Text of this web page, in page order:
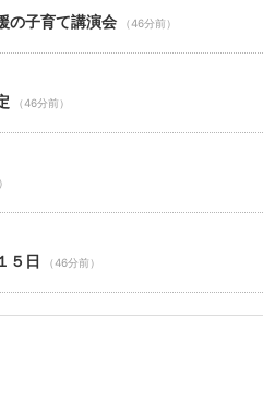
子育て講演会 （46分前）
（46分前）
５日 （46分前）